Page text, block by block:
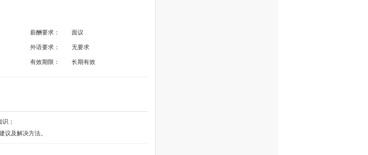
薪酬要求： 面议
外语要求： 无要求
有效期限： 长期有效
；
议及解决方法。